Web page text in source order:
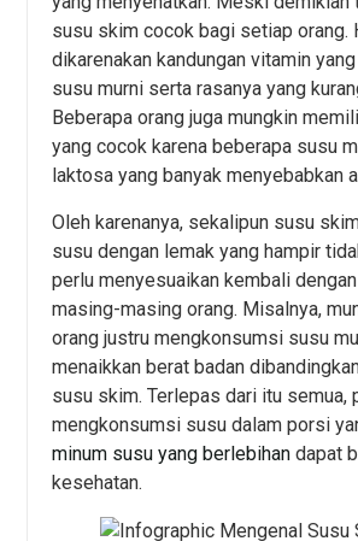
susu skim cocok bagi setiap orang.
dikarenakan kandungan vitamin
susu murni serta rasanya yang
Beberapa orang juga mungkin
yang cocok karena beberapa susu
laktosa yang banyak menyebabkan
Oleh karenanya, sekalipun susu
susu dengan lemak yang hampir
perlu menyesuaikan kembali
masing-masing orang. Misalnya,
orang justru mengkonsumsi susu
menaikkan berat badan
susu skim. Terlepas dari itu semua,
mengkonsumsi susu dalam porsi
minum susu yang berlebihan dapat
kesehatan.